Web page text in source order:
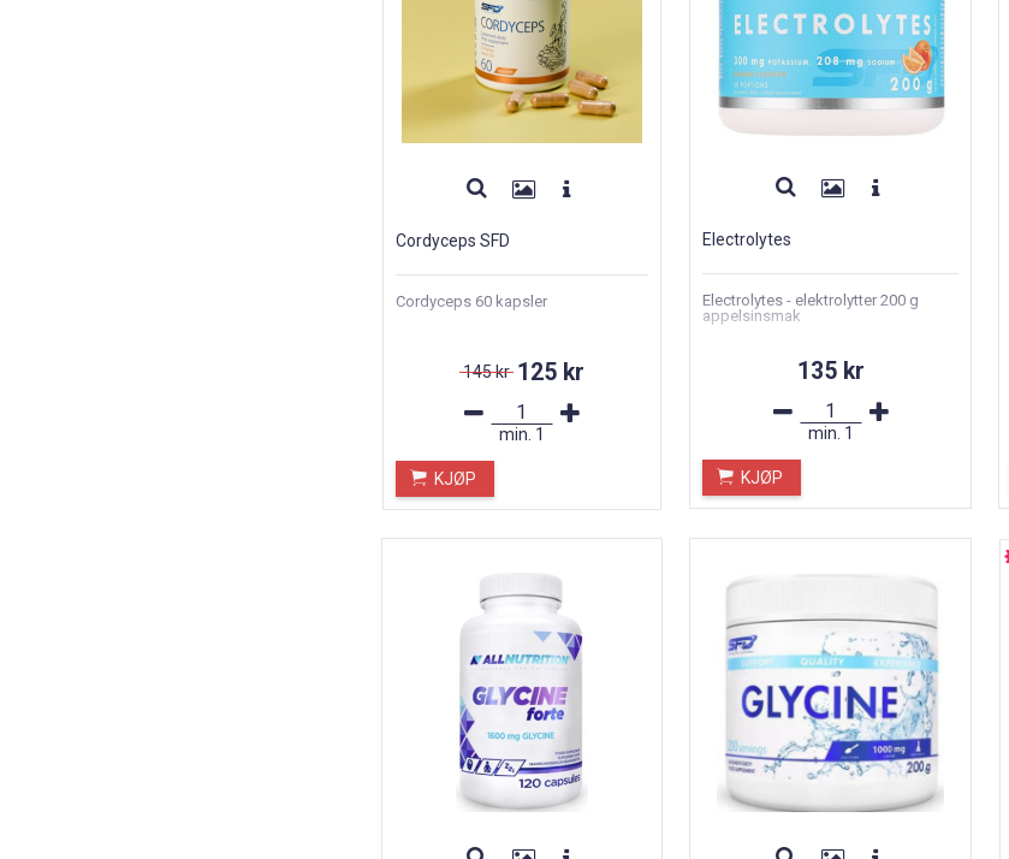
Cordyceps SFD
Cordyceps 60 kapsler
145 kr 125 kr
min. 1
KJØP
Electrolytes
Electrolytes - elektrolytter 200 g
appelsinsmak
135 kr
min. 1
KJØP